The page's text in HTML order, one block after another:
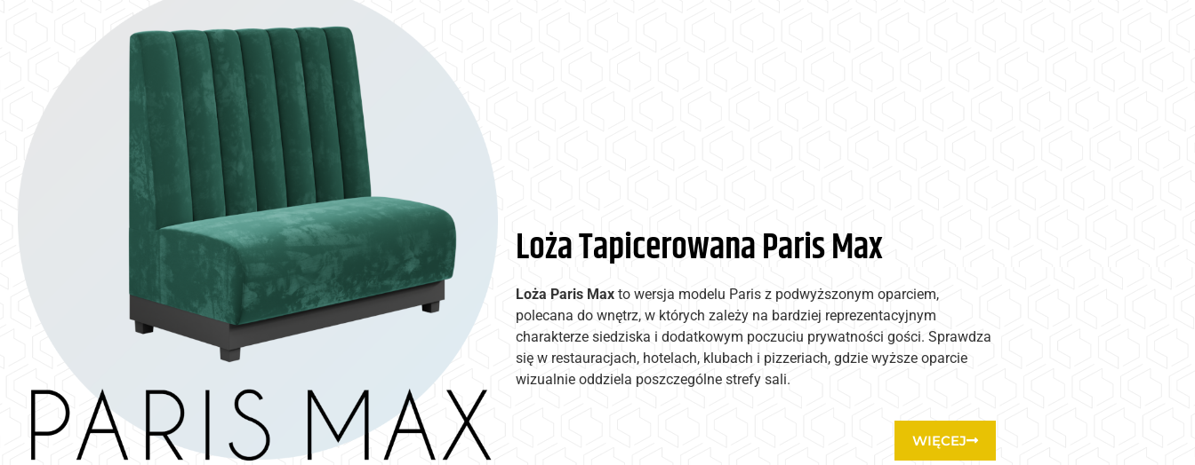
Loża Tapicerowana Paris Max
Loża Paris Max to wersja modelu Paris z podwyższonym oparciem,
polecana do wnętrz, w których zależy na bardziej reprezentacyjnym
charakterze siedziska i dodatkowym poczuciu prywatności gości. Sprawdza
się w restauracjach, hotelach, klubach i pizzeriach, gdzie wyższe oparcie
wizualnie oddziela poszczególne strefy sali.
WIĘCEJ